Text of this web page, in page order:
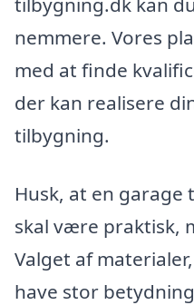
nemmere. Vores
med at finde
der kan realisere
tilbygning.
Husk, at en garage
skal være praktisk,
Valget af
have stor